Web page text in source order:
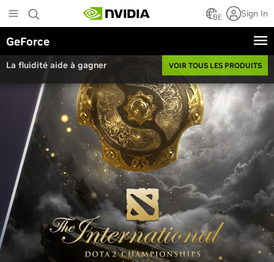
to
main
content
BE Sign In
GeForce
La fluidité aide à gagner VOIR TOUS LES PRODUITS